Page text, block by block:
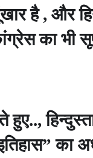
है, और
का भी
हुए..,
”का